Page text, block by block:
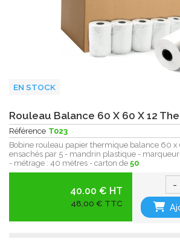
EN STOCK
Rouleau Balance 60 X 60 X 12
Référence T023
Bobine rouleau papier thermique balance 60 x
ensachés par 5 - mandrin plastique -
- métrage : 40 mètres - carton de 50
40.00 € HT
48,00 € TTC
-